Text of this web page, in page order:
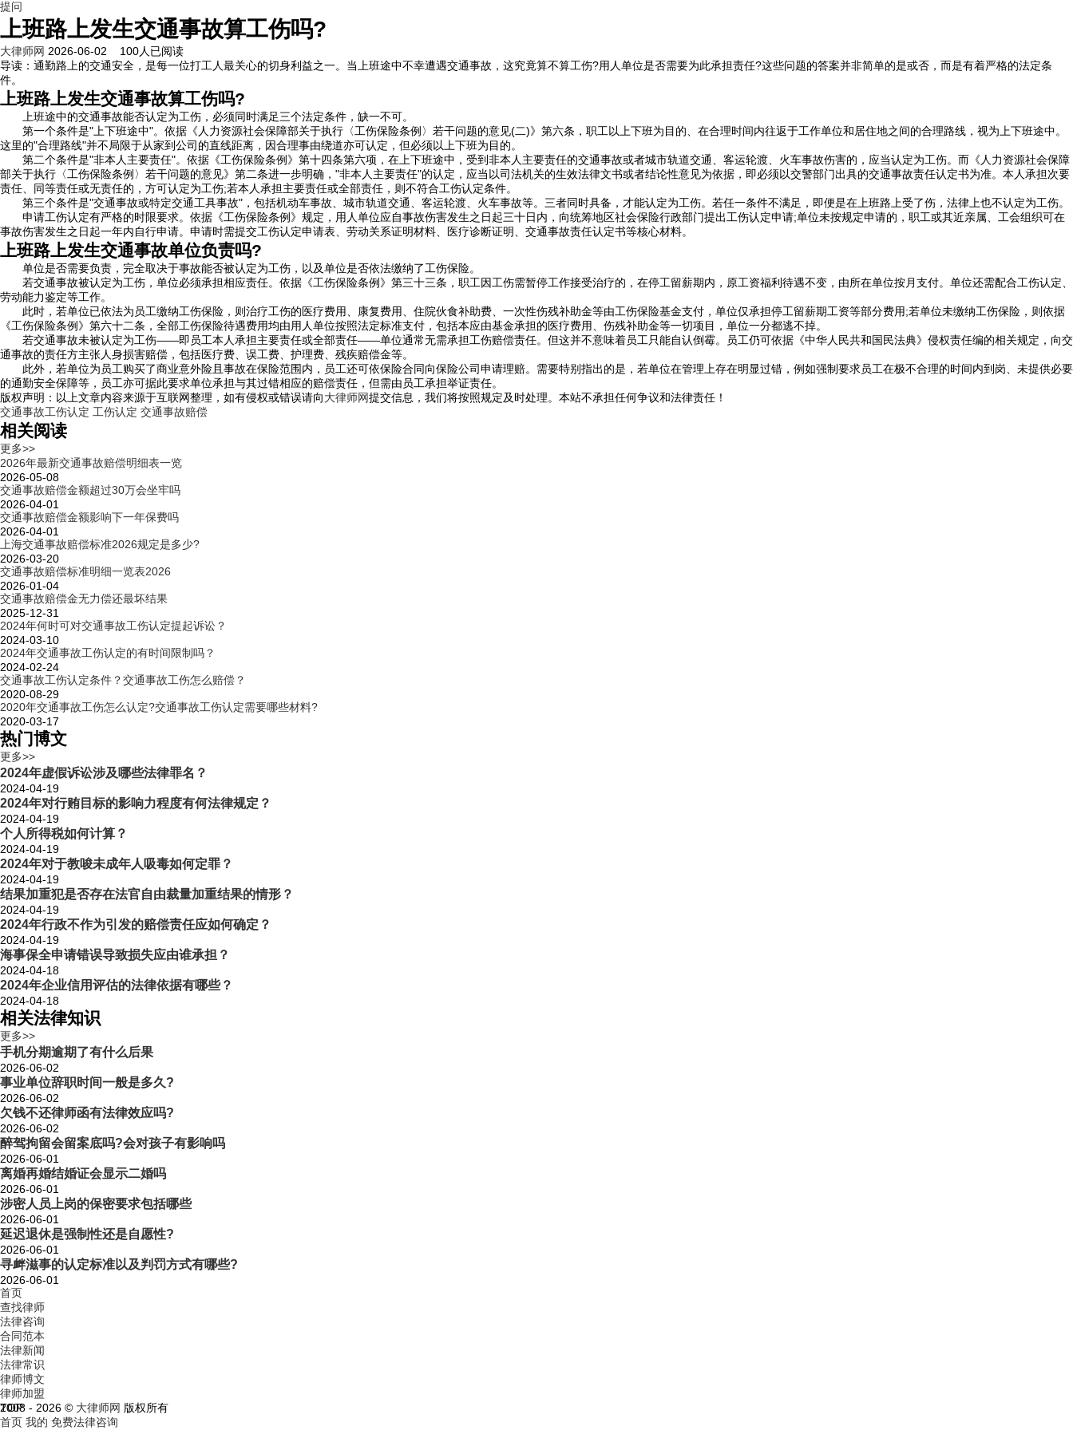
提问
上班路上发生交通事故算工伤吗?
大律师网 2026-06-02 100人已阅读
导读： 通勤路上的交通安全，是每一位打工人最关心的切身利益之一。当上班途中不幸遭遇交通事故，这究竟算不算工伤?用人单位是否需要为此承担责任?这些问题的答案并非简单的是或否，而是有着严格的法定条
件。
上班路上发生交通事故算工伤吗?
上班途中的交通事故能否认定为工伤，必须同时满足三个法定条件，缺一不可。
第一个条件是"上下班途中"。依据《人力资源社会保障部关于执行〈工伤保险条例〉若干问题的意见(二)》第六条，职工以上下班为目的、在合理时间内往返于工作单位和居住地之间的合理路线，视为上下班途中。
这里的"合理路线"并不局限于从家到公司的直线距离，因合理事由绕道亦可认定，但必须以上下班为目的。
第二个条件是"非本人主要责任"。依据《工伤保险条例》第十四条第六项，在上下班途中，受到非本人主要责任的交通事故或者城市轨道交通、客运轮渡、火车事故伤害的，应当认定为工伤。而《人力资源社会保障
部关于执行〈工伤保险条例〉若干问题的意见》第二条进一步明确，"非本人主要责任"的认定，应当以司法机关的生效法律文书或者结论性意见为依据，即必须以交警部门出具的交通事故责任认定书为准。本人承担次要
责任、同等责任或无责任的，方可认定为工伤;若本人承担主要责任或全部责任，则不符合工伤认定条件。
第三个条件是"交通事故或特定交通工具事故"，包括机动车事故、城市轨道交通、客运轮渡、火车事故等。三者同时具备，才能认定为工伤。若任一条件不满足，即便是在上班路上受了伤，法律上也不认定为工伤。
申请工伤认定有严格的时限要求。依据《工伤保险条例》规定，用人单位应自事故伤害发生之日起三十日内，向统筹地区社会保险行政部门提出工伤认定申请;单位未按规定申请的，职工或其近亲属、工会组织可在
事故伤害发生之日起一年内自行申请。申请时需提交工伤认定申请表、劳动关系证明材料、医疗诊断证明、交通事故责任认定书等核心材料。
上班路上发生交通事故单位负责吗?
单位是否需要负责，完全取决于事故能否被认定为工伤，以及单位是否依法缴纳了工伤保险。
若交通事故被认定为工伤，单位必须承担相应责任。依据《工伤保险条例》第三十三条，职工因工伤需暂停工作接受治疗的，在停工留薪期内，原工资福利待遇不变，由所在单位按月支付。单位还需配合工伤认定、
劳动能力鉴定等工作。
此时，若单位已依法为员工缴纳工伤保险，则治疗工伤的医疗费用、康复费用、住院伙食补助费、一次性伤残补助金等由工伤保险基金支付，单位仅承担停工留薪期工资等部分费用;若单位未缴纳工伤保险，则依据
《工伤保险条例》第六十二条，全部工伤保险待遇费用均由用人单位按照法定标准支付，包括本应由基金承担的医疗费用、伤残补助金等一切项目，单位一分都逃不掉。
若交通事故未被认定为工伤——即员工本人承担主要责任或全部责任——单位通常无需承担工伤赔偿责任。但这并不意味着员工只能自认倒霉。员工仍可依据《中华人民共和国民法典》侵权责任编的相关规定，向交
通事故的责任方主张人身损害赔偿，包括医疗费、误工费、护理费、残疾赔偿金等。
此外，若单位为员工购买了商业意外险且事故在保险范围内，员工还可依保险合同向保险公司申请理赔。需要特别指出的是，若单位在管理上存在明显过错，例如强制要求员工在极不合理的时间内到岗、未提供必要
的通勤安全保障等，员工亦可据此要求单位承担与其过错相应的赔偿责任，但需由员工承担举证责任。
版权声明：以上文章内容来源于互联网整理，如有侵权或错误请向大律师网提交信息，我们将按照规定及时处理。本站不承担任何争议和法律责任！
交通事故工伤认定 工伤认定 交通事故赔偿
相关阅读
更多>>
2026年最新交通事故赔偿明细表一览
2026-05-08
交通事故赔偿金额超过30万会坐牢吗
2026-04-01
交通事故赔偿金额影响下一年保费吗
2026-04-01
上海交通事故赔偿标准2026规定是多少?
2026-03-20
交通事故赔偿标准明细一览表2026
2026-01-04
交通事故赔偿金无力偿还最坏结果
2025-12-31
2024年何时可对交通事故工伤认定提起诉讼？
2024-03-10
2024年交通事故工伤认定的有时间限制吗？
2024-02-24
交通事故工伤认定条件？交通事故工伤怎么赔偿？
2020-08-29
2020年交通事故工伤怎么认定?交通事故工伤认定需要哪些材料?
2020-03-17
热门博文
更多>>
2024年虚假诉讼涉及哪些法律罪名？
2024-04-19
2024年对行贿目标的影响力程度有何法律规定？
2024-04-19
个人所得税如何计算？
2024-04-19
2024年对于教唆未成年人吸毒如何定罪？
2024-04-19
结果加重犯是否存在法官自由裁量加重结果的情形？
2024-04-19
2024年行政不作为引发的赔偿责任应如何确定？
2024-04-19
海事保全申请错误导致损失应由谁承担？
2024-04-18
2024年企业信用评估的法律依据有哪些？
2024-04-18
相关法律知识
更多>>
手机分期逾期了有什么后果
2026-06-02
事业单位辞职时间一般是多久?
2026-06-02
欠钱不还律师函有法律效应吗?
2026-06-02
醉驾拘留会留案底吗?会对孩子有影响吗
2026-06-01
离婚再婚结婚证会显示二婚吗
2026-06-01
涉密人员上岗的保密要求包括哪些
2026-06-01
延迟退休是强制性还是自愿性?
2026-06-01
寻衅滋事的认定标准以及判罚方式有哪些?
2026-06-01
首页
查找律师
法律咨询
合同范本
法律新闻
法律常识
律师博文
律师加盟
TOP
2008 - 2026 © 大律师网 版权所有
首页 我的 免费法律咨询